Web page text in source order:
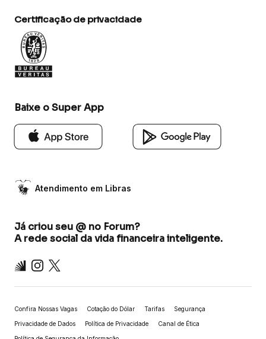
Certificação de privacidade
Baixe o Super App
Atendimento em Libras
Já criou seu @ no Forum?
A rede social da vida financeira inteligente.
Inter Instagram
X
Confira Nossas Vagas Cotação do Dólar Tarifas Segurança
Privacidade de Dados Política de Privacidade Canal de Ética